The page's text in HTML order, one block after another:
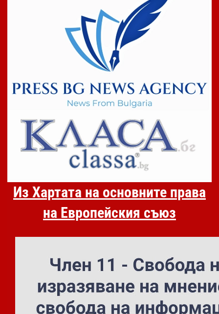
Из Хартата на основните права
на Европейския съюз